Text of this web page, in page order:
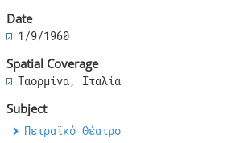
Date
1/9/1960
Spatial Coverage
Ταορμίνα, Ιταλία
Subject
Πειραϊκό Θέατρο